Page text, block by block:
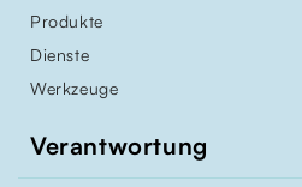
Produkte
Dienste
Werkzeuge
Verantwortung